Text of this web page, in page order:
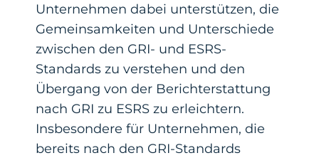
Unternehmen dabei unterstützen, die
Gemeinsamkeiten und Unterschiede
zwischen den GRI- und ESRS-
Standards zu verstehen und den
Übergang von der Berichterstattung
nach GRI zu ESRS zu erleichtern.
Insbesondere für Unternehmen, die
bereits nach den GRI-Standards